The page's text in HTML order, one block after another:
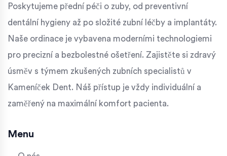
Poskytujeme přední péči o zuby, od preventivní
dentální hygieny až po složité zubní léčby a implantáty.
Naše ordinace je vybavena moderními technologiemi
pro precizní a bezbolestné ošetření. Zajistěte si zdravý
úsměv s týmem zkušených zubních specialistů v
Kameníček Dent. Náš přístup je vždy individuální a
zaměřený na maximální komfort pacienta.
Menu